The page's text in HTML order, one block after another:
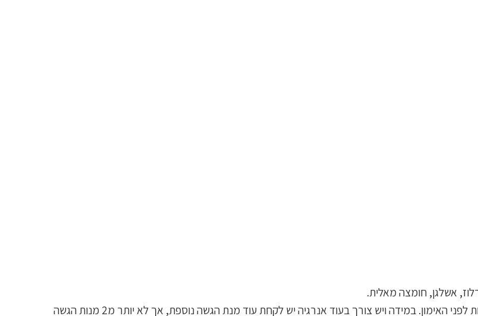
אשלגן, חומצה מאלית.
שימוש: יש לקחת כף 1 ולערבב יחד עם 170 מ"ל של מים, 20-30 דקות לפני האימון. במידה ויש צורך בעוד אנרגיה יש לקחת עוד מנת הגשה נוספת, אך לא יותר מ2 מנות הגשה